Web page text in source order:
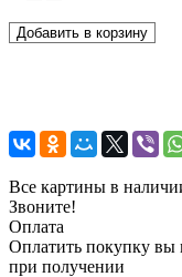
Добавить в корзину
Все картины в
Звоните!
Оплата
Оплатить покупку вы
при получении